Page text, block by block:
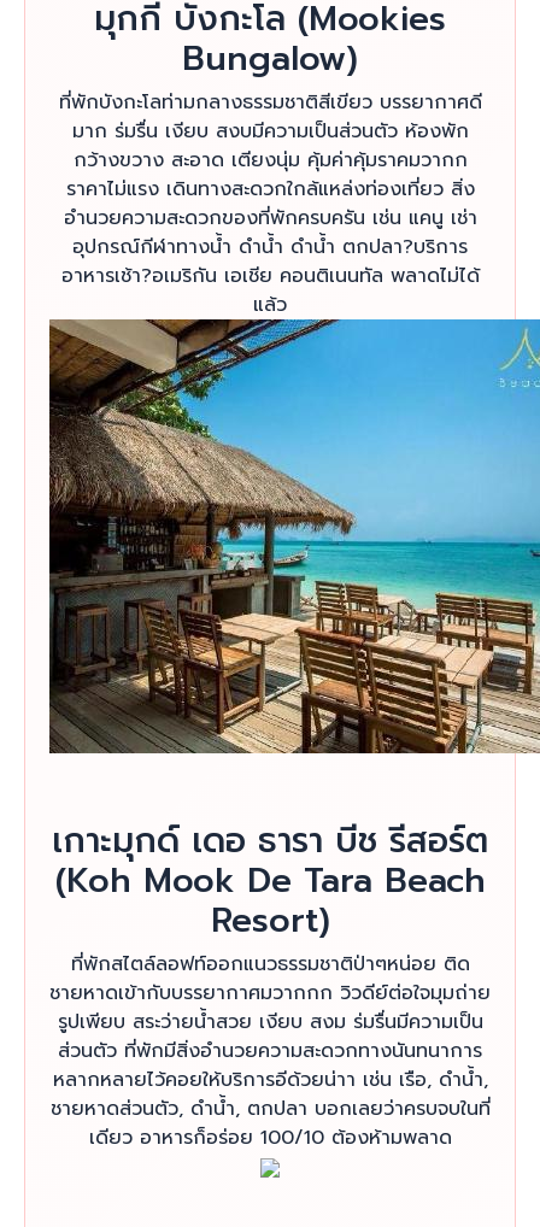
มุกกี้ บังกะโล (Mookies
Bungalow)
ที่พักบังกะโลท่ามกลางธรรมชาติสีเขียว บรรยากาศดี
มาก ร่มรื่น เงียบ สงบมีความเป็นส่วนตัว ห้องพัก
กว้างขวาง สะอาด เตียงนุ่ม คุ้มค่าคุ้มราคมวากก
ราคาไม่แรง เดินทางสะดวกใกล้แหล่งท่องเที่ยว สิ่ง
อำนวยความสะดวกของที่พักครบครัน เช่น แคนู เช่า
อุปกรณ์กีฬาทางน้ำ ดำน้ำ ดำน้ำ ตกปลา?บริการ
อาหารเช้า?อเมริกัน เอเชีย คอนติเนนทัล พลาดไม่ได้
แล้ว
เกาะมุกด์ เดอ ธารา บีช รีสอร์ต
(Koh Mook De Tara Beach
Resort)
ที่พักสไตล์ลอฟท์ออกแนวธรรมชาติป่าๆหน่อย ติด
ชายหาดเข้ากับบรรยากาศมวากกก วิวดีย์ต่อใจมุมถ่าย
รูปเพียบ สระว่ายน้ำสวย เงียบ สงม ร่มรื่นมีความเป็น
ส่วนตัว ที่พักมีสิ่งอำนวยความสะดวกทางนันทนาการ
หลากหลายไว้คอยให้บริการอีด้วยน่าา เช่น เรือ, ดำน้ำ,
ชายหาดส่วนตัว, ดำน้ำ, ตกปลา บอกเลยว่าครบจบในที่
เดียว อาหารก็อร่อย 100/10 ต้องห้ามพลาด